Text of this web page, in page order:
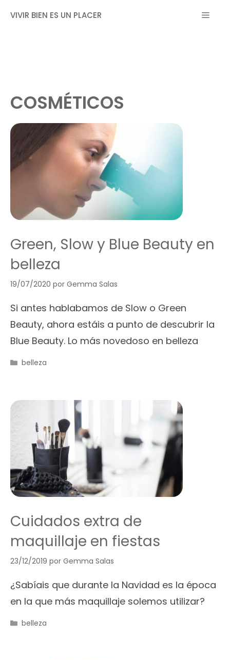
VIVIR BIEN ES UN PLACER MENÚ
COSMÉTICOS
Green, Slow y Blue Beauty en
belleza
19/07/2020 por Gemma Salas
Si antes hablabamos de Slow o Green
Beauty, ahora estáis a punto de descubrir la
Blue Beauty. Lo más novedoso en belleza
Categorías
belleza
Cuidados extra de
maquillaje en fiestas
23/12/2019 por Gemma Salas
¿Sabíais que durante la Navidad es la época
en la que más maquillaje solemos utilizar?
Categorías
belleza